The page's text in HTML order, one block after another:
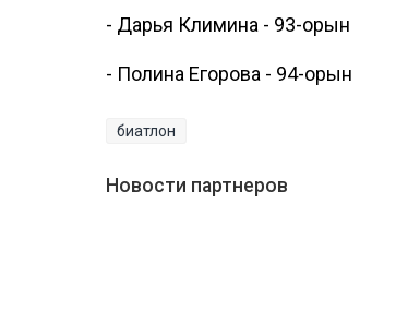
- Дарья Климина - 93-орын
- Полина Егорова - 94-орын
биатлон
Новости партнеров